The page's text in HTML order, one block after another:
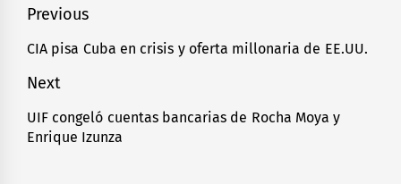
Navegación
de
entradas
Previous
Previous
CIA pisa Cuba en crisis y oferta millonaria de EE.UU.
Next
Next
post:
UIF congeló cuentas bancarias de Rocha Moya y
Enrique Izunza